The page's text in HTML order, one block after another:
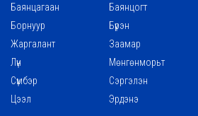
Баянцагаан
Баянцогт
Борнуур
Бүрэн
Жаргалант
Заамар
Лүн
Мөнгөнморьт
Сүмбэр
Сэргэлэн
Цээл
Эрдэнэ